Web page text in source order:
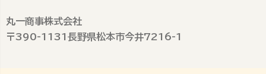
丸一商事株式会社
〒390-1131長野県松本市今井7216-1